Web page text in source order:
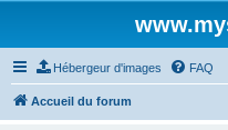
Hébergeur d'images FAQ
Accueil du forum